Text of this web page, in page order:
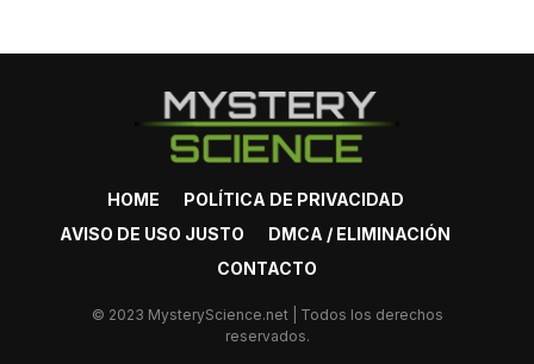
HOME
POLÍTICA DE PRIVACIDAD
AVISO DE USO JUSTO
DMCA / ELIMINACIÓN
CONTACTO
© 2023 MysteryScience.net | Todos los derechos
reservados.